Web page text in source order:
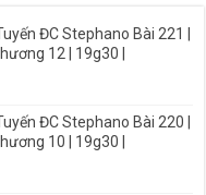
ĐC Stephano Bài 221 |
12 | 19g30 |
ĐC Stephano Bài 220 |
10 | 19g30 |